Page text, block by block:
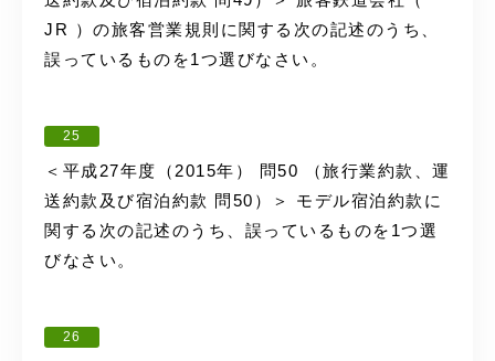
JR ）の旅客営業規則に関する次の記述のうち、
誤っているものを1つ選びなさい。
25
＜平成27年度（2015年） 問50 （旅行業約款、運
送約款及び宿泊約款 問50）＞ モデル宿泊約款に
関する次の記述のうち、誤っているものを1つ選
びなさい。
26